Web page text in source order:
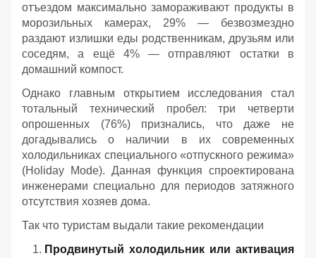
отъездом максимально замораживают продукты в
морозильных камерах, 29% — безвозмездно
раздают излишки еды родственникам, друзьям или
соседям, а ещё 4% — отправляют остатки в
домашний компост.
Однако главным открытием исследования стал
тотальный технический пробел: три четверти
опрошенных (76%) признались, что даже не
догадывались о наличии в их современных
холодильниках специального «отпускного режима»
(Holiday Mode). Данная функция спроектирована
инженерами специально для периодов затяжного
отсутствия хозяев дома.
Так что туристам выдали такие рекомендации
Продвинутый холодильник или активация